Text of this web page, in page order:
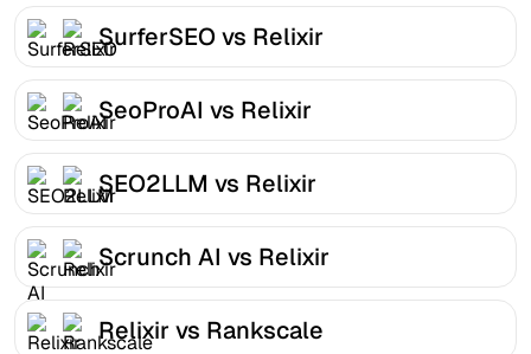
SurferSEO vs Relixir
SeoProAI vs Relixir
SEO2LLM vs Relixir
Scrunch AI vs Relixir
Relixir vs Rankscale